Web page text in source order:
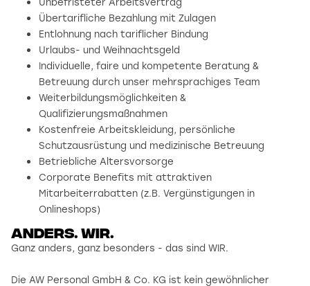
Übertarifliche Bezahlung mit Zulagen
Entlohnung nach tariflicher Bindung
Urlaubs- und Weihnachtsgeld
Individuelle, faire und kompetente Beratung &
Betreuung durch unser mehrsprachiges Team
Weiterbildungsmöglichkeiten &
Qualifizierungsmaßnahmen
Kostenfreie Arbeitskleidung, persönliche
Schutzausrüstung und medizinische Betreuung
Betriebliche Altersvorsorge
Corporate Benefits mit attraktiven
Mitarbeiterrabatten (z.B. Vergünstigungen in
Onlineshops)
Anders. wir.
Ganz anders, ganz besonders - das sind WIR.
Die AW Personal GmbH & Co. KG ist kein gewöhnlicher